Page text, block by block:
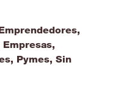
,
Empresas,
, Pymes, Sin